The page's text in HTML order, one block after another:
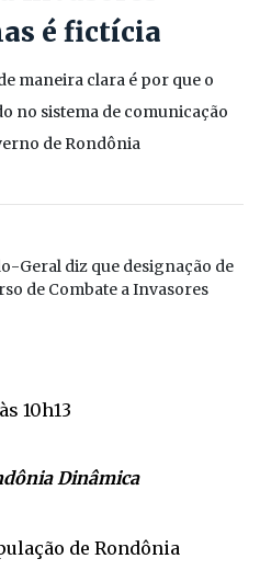
é fictícia
maneira clara é por que o
no sistema de comunicação
de Rondônia
10h13
Dinâmica
de Rondônia